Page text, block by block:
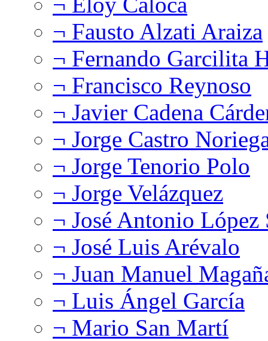
¬ Fausto Alzati Araiza
¬ Fernando Garcilita
¬ Francisco Reynoso
¬ Javier Cadena
¬ Jorge Castro
¬ Jorge Tenorio Polo
¬ Jorge Velázquez
¬ José Antonio López
¬ José Luis Arévalo
¬ Juan Manuel
¬ Luis Ángel García
¬ Mario San Martí